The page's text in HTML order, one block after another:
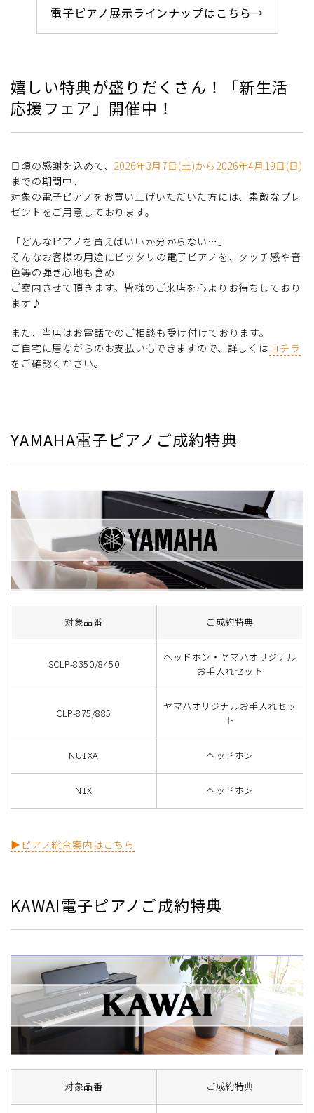
電子ピアノ展示ラインナップはこちら→
嬉しい特典が盛りだくさん！
「新生活
応援フェア」開催中！
日頃の感謝を込めて、 2026年3月7日(土)から2026年4月19日(日)
までの期間中、
対象の電子ピアノをお買い上げいただいた方には、素敵なプレ
ゼントをご用意しております。
「どんなピアノを買えばいいか分からない…」
そんなお客様の用途にピッタリの電子ピアノを、タッチ感や音
色等の弾き心地も含め
ご案内させて頂きます。皆様のご来店を心よりお待ちしており
ます♪
また、当店はお電話でのご相談も受け付けております。
ご自宅に居ながらのお支払いもできますので、詳しくはコチラ
をご確認ください。
YAMAHA電子ピアノご成約特典
対象品番 ご成約特典
SCLP-8350/8450
ヘッドホン・ヤマハオリジナル
お手入れセット
CLP-875/885
ヤマハオリジナルお手入れセッ
ト
NU1XA ヘッドホン
N1X ヘッドホン
▶ピアノ総合案内はこちら
KAWAI電子ピアノご成約特典
対象品番 ご成約特典